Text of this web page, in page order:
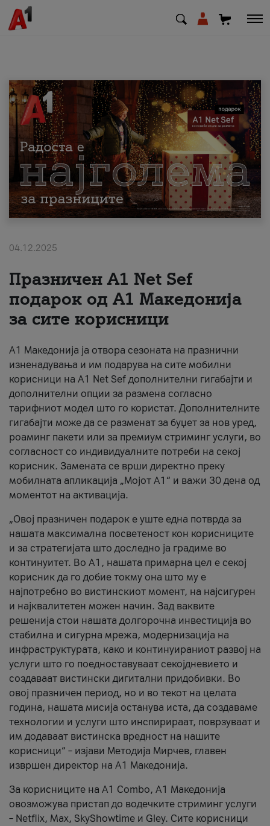
МК EN SQ
Приватни Деловни
Поддршка
Надополни кредит
За нас
#ПодобарОнлајн
04.12.2025
Празничен A1 Net Sеf
подарок од А1 Македонија
за сите корисници
А1 Македонија ја отвора сезоната на празнични
изненадувања и им подарува на сите мобилни
корисници на A1 Net Sef дополнителни гигабајти и
дополнителни опции за размена согласно
тарифниот модел што го користат. Дополнителните
гигабајти може да се разменат за буџет за нов уред,
роаминг пакети или за премиум стриминг услуги, во
согласност со индивидуалните потреби на секој
корисник. Замената се врши директно преку
мобилната апликација „Мојот А1“ и важи 30 дена од
моментот на активација.
„Овој празничен подарок е уште една потврда за
нашата максимална посветеност кон корисниците
и за стратегијата што доследно ја градиме во
континуитет. Во А1, нашата примарна цел е секој
корисник да го добие токму она што му е
најпотребно во вистинскиот момент, на најсигурен
и најквалитетен можен начин. Зад ваквите
решенија стои нашата долгорочна инвестиција во
стабилна и сигурна мрежа, модернизација на
инфраструктурата, како и континуираниот развој на
услуги што го поедноставуваат секојдневието и
создаваат вистински дигитални придобивки. Во
овој празничен период, но и во текот на целата
година, нашата мисија останува иста, да создаваме
технологии и услуги што инспирираат, поврзуваат и
им додаваат вистинска вредност на нашите
корисници“ – изјави Методија Мирчев, главен
извршен директор на А1 Македонија.
За корисниците на A1 Combo, А1 Македонија
овозможува пристап до водечките стриминг услуги
– Netflix, Max, SkyShowtime и Gley. Сите корисници